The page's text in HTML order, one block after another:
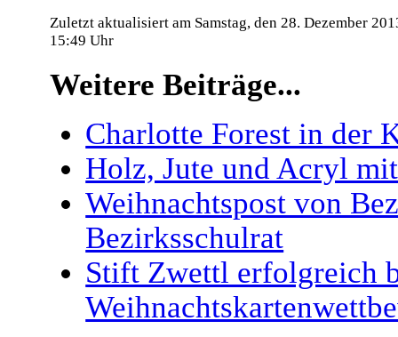
Zuletzt aktualisiert am Samstag, den 28. Dezember
15:49 Uhr
Weitere Beiträge...
Charlotte Forest in der
Holz, Jute und Acryl
Weihnachtspost von
Bezirksschulrat
Stift Zwettl erfolgreich